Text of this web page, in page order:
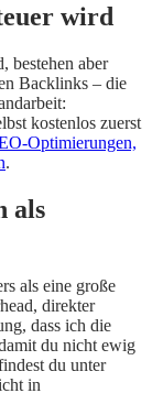
wird
bestehen aber
Backlinks – die
kostenlos zuerst
Optimierungen,
.
als
als eine große
direkter
dass ich die
du nicht ewig
du unter
in